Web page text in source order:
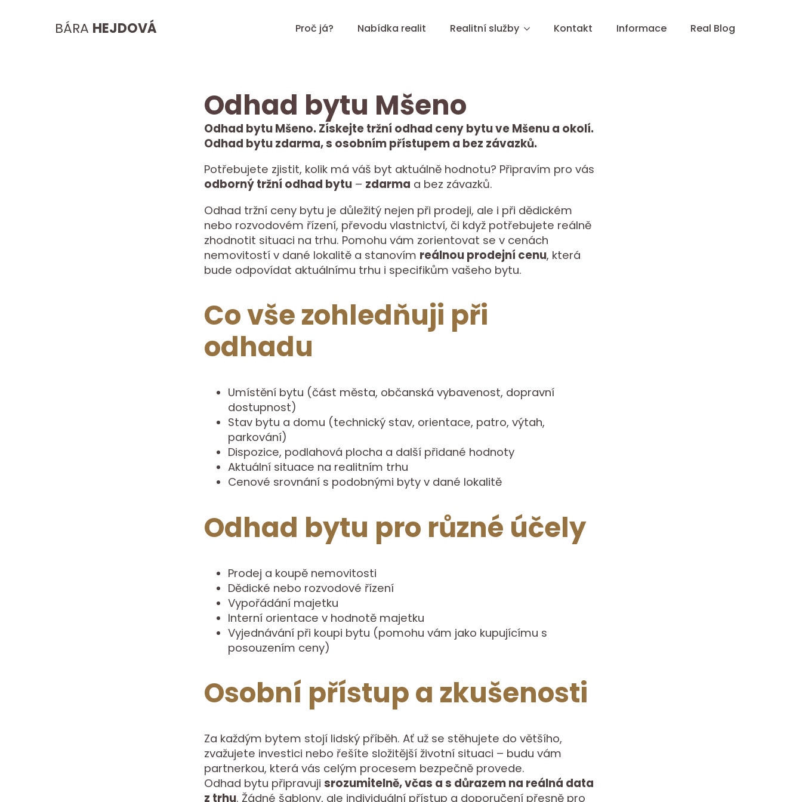
BÁRA HEJDOVÁ Proč já? Nabídka realit Realitní služby Kontakt Informace Real Blog
Odhad bytu Mšeno
Odhad bytu Mšeno. Získejte tržní odhad ceny bytu ve Mšenu a okolí.
Odhad bytu zdarma, s osobním přístupem a bez závazků.
Potřebujete zjistit, kolik má váš byt aktuálně hodnotu? Připravím pro vás
odborný tržní odhad bytu – zdarma a bez závazků.
Odhad tržní ceny bytu je důležitý nejen při prodeji, ale i při dědickém
nebo rozvodovém řízení, převodu vlastnictví, či když potřebujete reálně
zhodnotit situaci na trhu. Pomohu vám zorientovat se v cenách
nemovitostí v dané lokalitě a stanovím reálnou prodejní cenu, která
bude odpovídat aktuálnímu trhu i specifikům vašeho bytu.
Co vše zohledňuji při
odhadu
Umístění bytu (část města, občanská vybavenost, dopravní
dostupnost)
Stav bytu a domu (technický stav, orientace, patro, výtah,
parkování)
Dispozice, podlahová plocha a další přidané hodnoty
Aktuální situace na realitním trhu
Cenové srovnání s podobnými byty v dané lokalitě
Odhad bytu pro různé účely
Prodej a koupě nemovitosti
Dědické nebo rozvodové řízení
Vypořádání majetku
Interní orientace v hodnotě majetku
Vyjednávání při koupi bytu (pomohu vám jako kupujícímu s
posouzením ceny)
Osobní přístup a zkušenosti
Za každým bytem stojí lidský příběh. Ať už se stěhujete do většího,
zvažujete investici nebo řešíte složitější životní situaci – budu vám
partnerkou, která vás celým procesem bezpečně provede.
Odhad bytu připravuji srozumitelně, včas a s důrazem na reálná data
z trhu. Žádné šablony, ale individuální přístup a doporučení přesně pro